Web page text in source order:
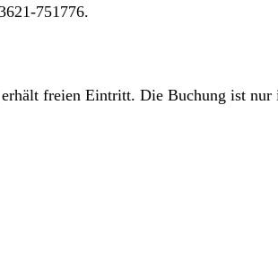
751776.
freien Eintritt. Die Buchung ist nur